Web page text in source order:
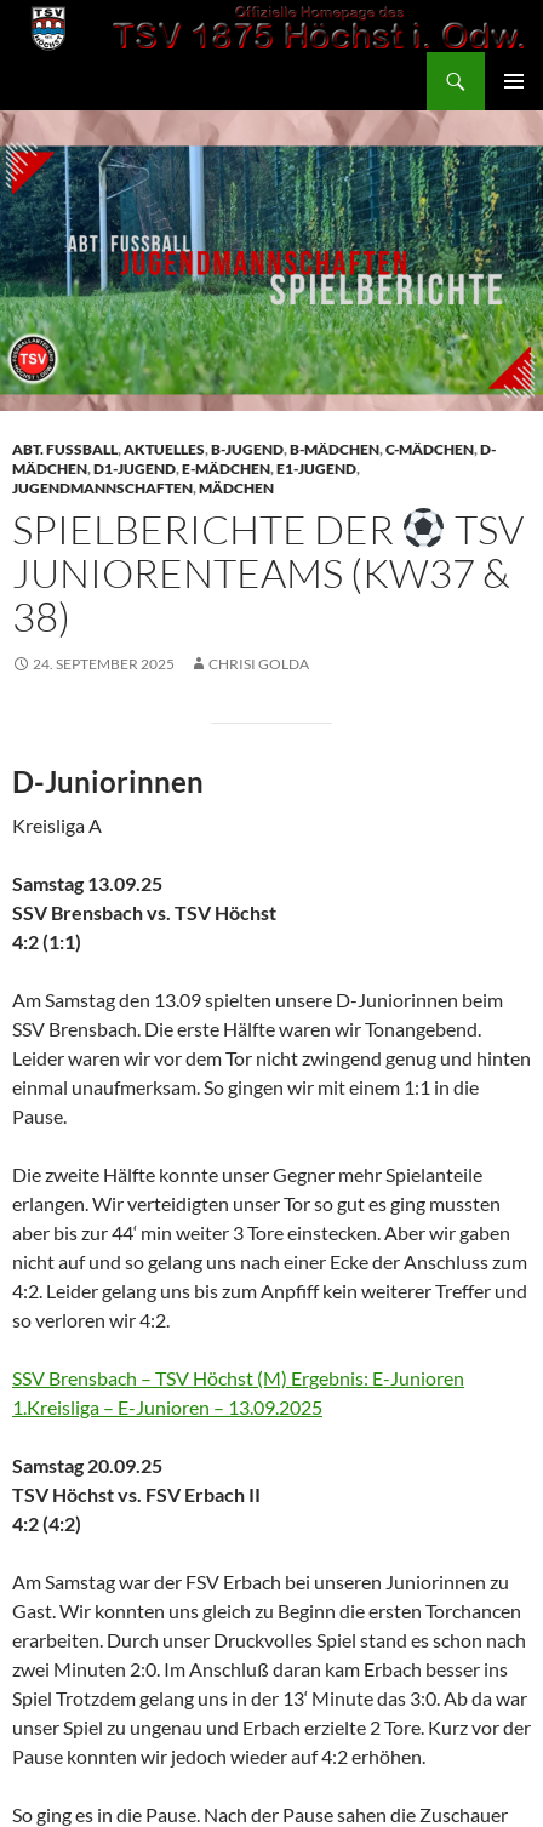
Zum
Inhalt
ABT. FUSSBALL ,AKTUELLES,B-JUGEND,B-MÄDCHEN,C-MÄDCHEN,D-
MÄDCHEN,D1-JUGEND,E-MÄDCHEN,E1-JUGEND,
JUGENDMANNSCHAFTEN,MÄDCHEN
SPIELBERICHTE DER
TSV
JUNIORENTEAMS (KW37 &
38)
24. SEPTEMBER 2025 CHRISI GOLDA
D-Juniorinnen
Kreisliga A
Samstag 13.09.25
SSV Brensbach vs. TSV Höchst
4:2 (1:1)
Am Samstag den 13.09 spielten unsere D-Juniorinnen beim
SSV Brensbach. Die erste Hälfte waren wir Tonangebend.
Leider waren wir vor dem Tor nicht zwingend genug und hinten
einmal unaufmerksam. So gingen wir mit einem 1:1 in die
Pause.
Die zweite Hälfte konnte unser Gegner mehr Spielanteile
erlangen. Wir verteidigten unser Tor so gut es ging mussten
aber bis zur 44‘ min weiter 3 Tore einstecken. Aber wir gaben
nicht auf und so gelang uns nach einer Ecke der Anschluss zum
4:2. Leider gelang uns bis zum Anpfiff kein weiterer Treffer und
so verloren wir 4:2.
SSV Brensbach – TSV Höchst (M) Ergebnis: E-Junioren
1.Kreisliga – E-Junioren – 13.09.2025
Samstag 20.09.25
TSV Höchst vs. FSV Erbach II
4:2 (4:2)
Am Samstag war der FSV Erbach bei unseren Juniorinnen zu
Gast. Wir konnten uns gleich zu Beginn die ersten Torchancen
erarbeiten. Durch unser Druckvolles Spiel stand es schon nach
zwei Minuten 2:0. Im Anschluß daran kam Erbach besser ins
Spiel Trotzdem gelang uns in der 13‘ Minute das 3:0. Ab da war
unser Spiel zu ungenau und Erbach erzielte 2 Tore. Kurz vor der
Pause konnten wir jedoch wieder auf 4:2 erhöhen.
So ging es in die Pause. Nach der Pause sahen die Zuschauer